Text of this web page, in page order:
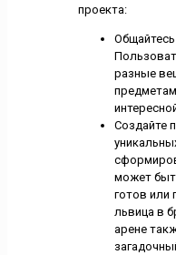
проекта:
разные
Создайте
может
готов или
львица в
арене